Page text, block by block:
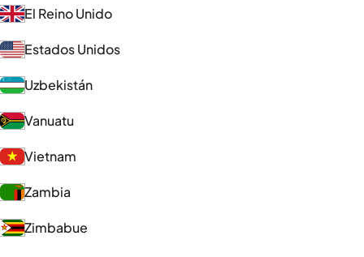
El Reino Unido
Estados Unidos
Uzbekistán
Vanuatu
Vietnam
Zambia
Zimbabue